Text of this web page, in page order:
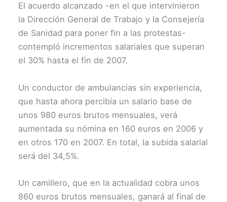
El acuerdo alcanzado -en el que intervinieron
la Dirección General de Trabajo y la Consejería
de Sanidad para poner fin a las protestas-
contempló incrementos salariales que superan
el 30% hasta el fin de 2007.
Un conductor de ambulancias sin experiencia,
que hasta ahora percibía un salario base de
unos 980 euros brutos mensuales, verá
aumentada su nómina en 160 euros en 2006 y
en otros 170 en 2007. En total, la subida salarial
será del 34,5%.
Un camillero, que en la actualidad cobra unos
860 euros brutos mensuales, ganará al final de